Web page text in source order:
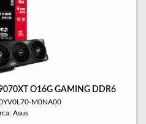
O16G GAMING DDR6
M0NA00
Asus